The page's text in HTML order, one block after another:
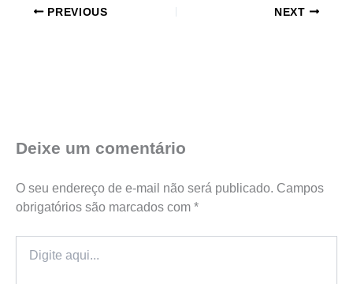
PREVIOUS NEXT
Deixe um comentário
O seu endereço de e-mail não será publicado. Campos
obrigatórios são marcados com *
aqui...